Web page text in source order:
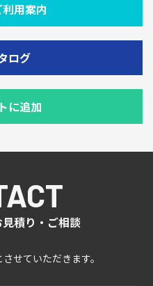
用案内
ログ
に追加
積り・ご相談
せていただきます。